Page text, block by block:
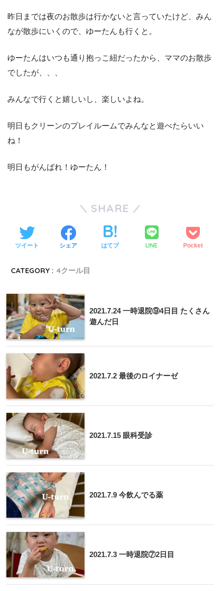
昨日までは夜のお散歩は行かないと言っていたけど、みん
なが散歩にいくので、ゆーたんも行くと。
ゆーたんはいつも通り抱っこ紐だったから、ママのお散歩
でしたが、、、
みんなで行くと嬉しいし、楽しいよね。
明日もクリーンのプレイルームでみんなと遊べたらいい
ね！
明日もがんばれ！ゆーたん！
SHARE
ツイート シェア はてブ LINE Pocket
CATEGORY : 4クール目
2021.7.24 一時退院⑨4日目 たくさん
遊んだ日
2021.7.2 最後のロイナーゼ
2021.7.15 眼科受診
2021.7.9 今飲んでる薬
2021.7.3 一時退院⑦2日目